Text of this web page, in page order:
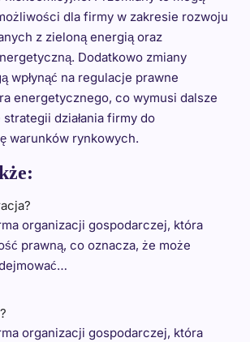
dla firmy w zakresie rozwoju
z zieloną energią oraz
Dodatkowo zmiany
wpłynąć na regulacje prawne
energetycznego, co wymusi dalsze
działania firmy do
warunków rynkowych.
organizacji gospodarczej, która
prawną, co oznacza, że może
organizacji gospodarczej, która